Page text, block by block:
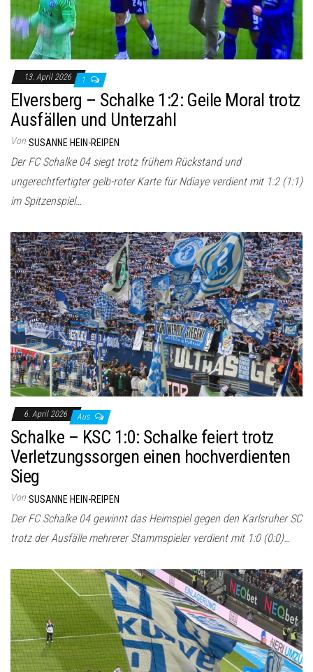
13. April 2026 1
Elversberg – Schalke 1:2: Geile Moral trotz
Ausfällen und Unterzahl
Von SUSANNE HEIN-REIPEN
Der FC Schalke 04 siegt trotz frühem Rückstand und
ungerechtfertigter gelb-roter Karte für Ndiaye verdient mit 1:2 (1:1)
im Spitzenspiel…
6. April 2026 Aus
Schalke – KSC 1:0: Schalke feiert trotz
Verletzungssorgen einen hochverdienten
Sieg
Von SUSANNE HEIN-REIPEN
Der FC Schalke 04 gewinnt das Heimspiel gegen den Karlsruher SC
trotz der Ausfälle mehrerer Stammspieler verdient mit 1:0 (0:0)…